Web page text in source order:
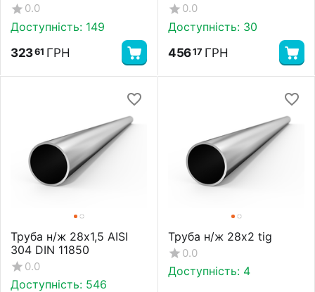
0.0
Доступність: 149
32361 ГРН
0.0
Доступність: 30
45617 ГРН
Труба н/ж 28х1,5 AISI
304 DIN 11850
0.0
Доступність: 546
Труба н/ж 28х2 tig
0.0
Доступність: 4